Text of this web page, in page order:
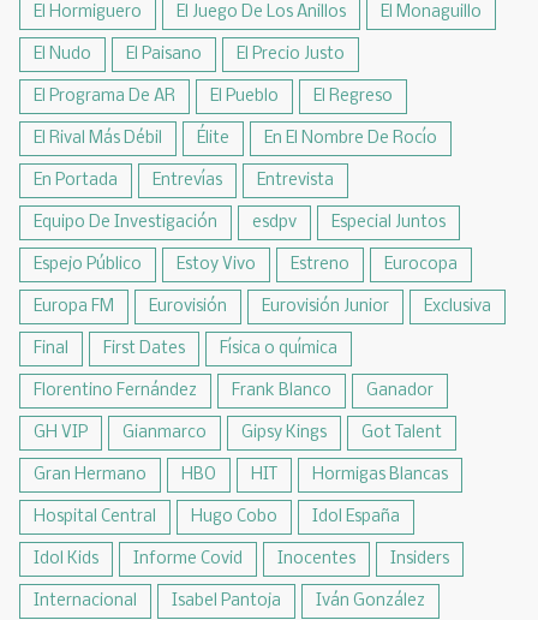
El Hormiguero El Juego De Los Anillos El Monaguillo
El Nudo El Paisano El Precio Justo
El Programa De AR El Pueblo El Regreso
El Rival Más Débil Élite En El Nombre De Rocío
En Portada Entrevías Entrevista
Equipo De Investigación esdpv Especial Juntos
Espejo Público Estoy Vivo Estreno Eurocopa
Europa FM Eurovisión Eurovisión Junior Exclusiva
Final First Dates Física o química
Florentino Fernández Frank Blanco Ganador
GH VIP Gianmarco Gipsy Kings Got Talent
Gran Hermano HBO HIT Hormigas Blancas
Hospital Central Hugo Cobo Idol España
Idol Kids Informe Covid Inocentes Insiders
Internacional Isabel Pantoja Iván González